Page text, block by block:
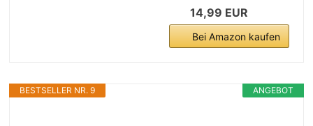
14,99 EUR
Bei Amazon kaufen
ANGEBOT
BESTSELLER NR. 9